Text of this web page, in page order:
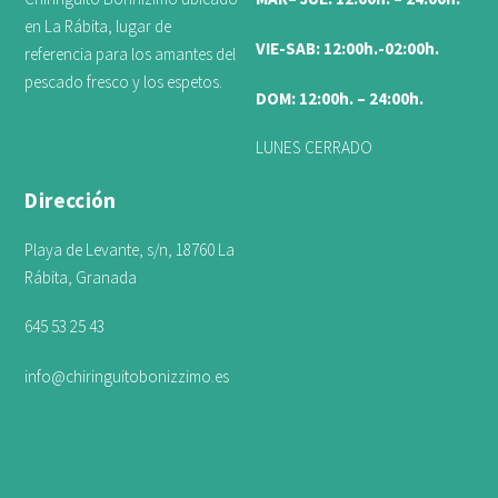
en La Rábita, lugar de
referencia para los amantes del
pescado fresco y los espetos.
VIE-SAB: 12:00h.-02:00h.
DOM: 12:00h. – 24:00h.
LUNES CERRADO
Dirección
Playa de Levante, s/n, 18760 La
Rábita, Granada
645 53 25 43
info@chiringuitobonizzimo.es